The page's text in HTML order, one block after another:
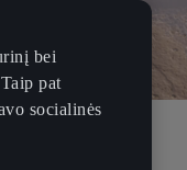
bei
pat
socialinės